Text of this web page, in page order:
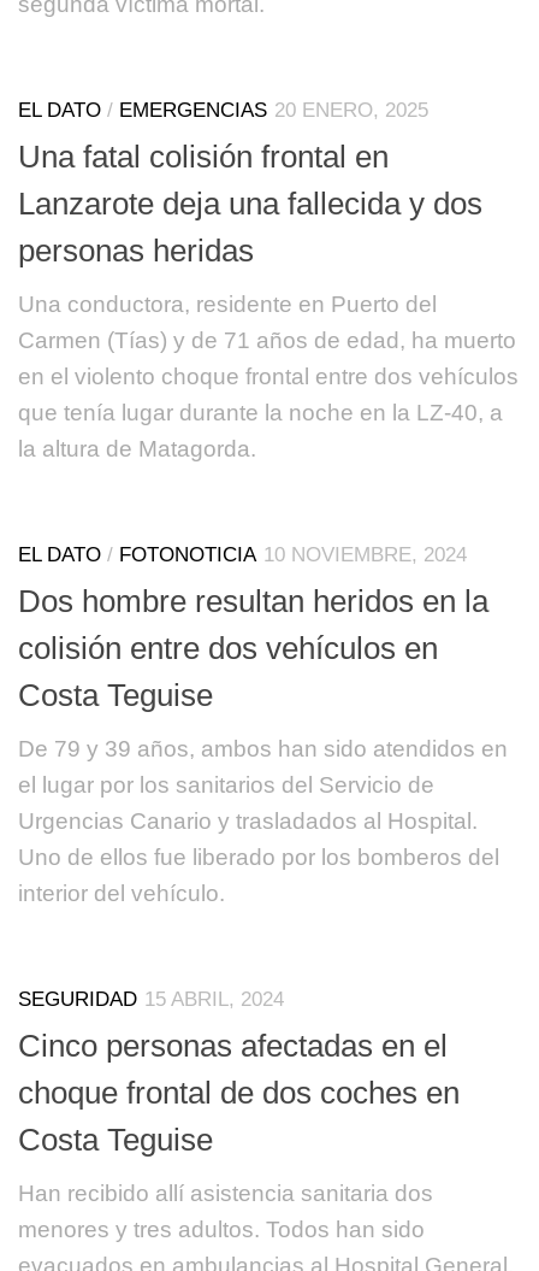
EL DATO / EMERGENCIAS 20 ENERO, 2025
Una fatal colisión frontal en
Lanzarote deja una fallecida y dos
personas heridas
Una conductora, residente en Puerto del
Carmen (Tías) y de 71 años de edad, ha muerto
en el violento choque frontal entre dos vehículos
que tenía lugar durante la noche en la LZ-40, a
la altura de Matagorda.
EL DATO / FOTONOTICIA 10 NOVIEMBRE, 2024
Dos hombre resultan heridos en la
colisión entre dos vehículos en
Costa Teguise
De 79 y 39 años, ambos han sido atendidos en
el lugar por los sanitarios del Servicio de
Urgencias Canario y trasladados al Hospital.
Uno de ellos fue liberado por los bomberos del
interior del vehículo.
SEGURIDAD 15 ABRIL, 2024
Cinco personas afectadas en el
choque frontal de dos coches en
Costa Teguise
Han recibido allí asistencia sanitaria dos
menores y tres adultos. Todos han sido
evacuados en ambulancias al Hospital General.